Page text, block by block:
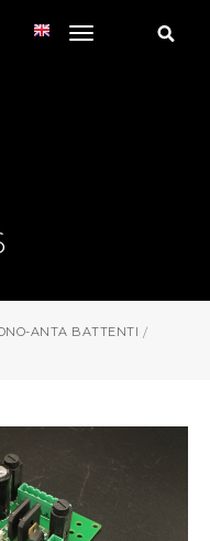
toggle
ANTA BATTENTI